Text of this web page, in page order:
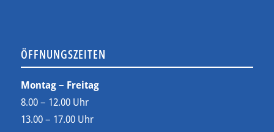
ÖFFNUNGSZEITEN
Montag – Freitag
8.00 – 12.00 Uhr
13.00 – 17.00 Uhr